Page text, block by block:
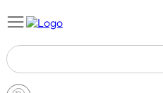
TÉRMINOS MÁS BUSCADOS